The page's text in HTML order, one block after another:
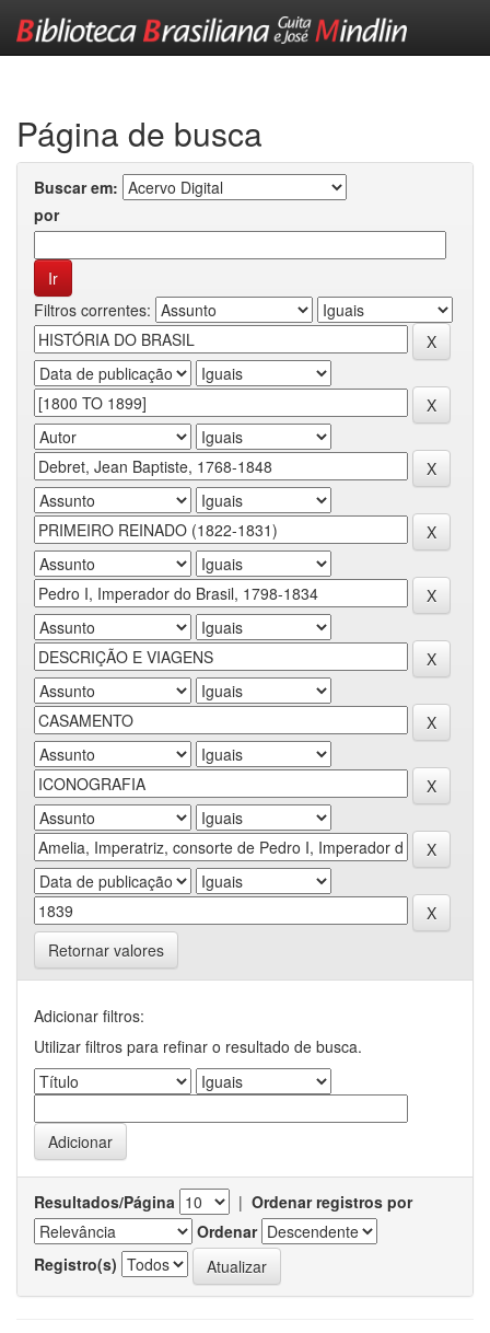
Página de busca
Buscar em:
por
Filtros correntes:
Retornar valores
Adicionar filtros:
Utilizar filtros para refinar o resultado de busca.
Resultados/Página | Ordenar registros por
Ordenar
Registro(s)